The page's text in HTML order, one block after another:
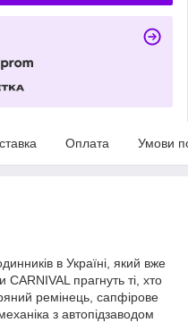
Оплата Умови
в Україні, який вже
CARNIVAL прагнуть ті, хто
ремінець, сапфірове
з автопідзаводом